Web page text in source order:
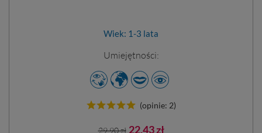
Wiek: 1-3 lata
Umiejętności:
(opinie: 2)
Cena
29,90 zł Cena
22,43 zł